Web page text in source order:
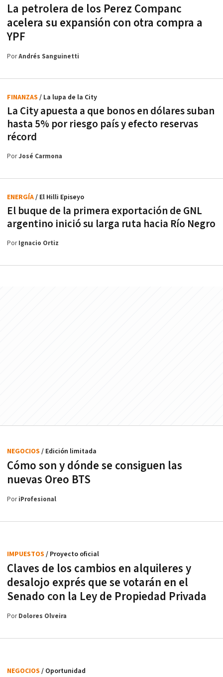
La petrolera de los Perez Companc
acelera su expansión con otra compra a
YPF
PorAndrés Sanguinetti
La City apuesta a que bonos en dólares suban
hasta 5% por riesgo país y efecto reservas
récord
FINANZAS / La lupa de la City
PorJosé Carmona
El buque de la primera exportación de GNL
argentino inició su larga ruta hacia Río Negro
ENERGÍA/ El Hilli Episeyo
PorIgnacio Ortiz
Cómo son y dónde se consiguen las
nuevas Oreo BTS
NEGOCIOS / Edición limitada
PoriProfesional
Claves de los cambios en alquileres y
desalojo exprés que se votarán en el
Senado con la Ley de Propiedad Privada
IMPUESTOS / Proyecto oficial
PorDolores Olveira
NEGOCIOS / Oportunidad